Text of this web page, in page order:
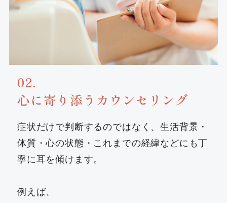
02．
心に寄り添うカウンセリング
症状だけで判断するのではなく、生活背景・
体質・心の状態・これまでの経緯などにも丁
寧に耳を傾けます。
例えば、